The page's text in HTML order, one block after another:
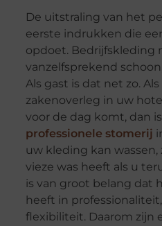
De uitstraling van het
eerste indrukken die
opdoet. Bedrijfskleding
vanzelfsprekend
Als gast is dat net zo.
zakenoverleg in uw
voor de dag komt, dan
professionele stomerij
uw kleding kan
vieze was heeft als u
is van groot belang dat
heeft in
flexibiliteit. Daarom zijn